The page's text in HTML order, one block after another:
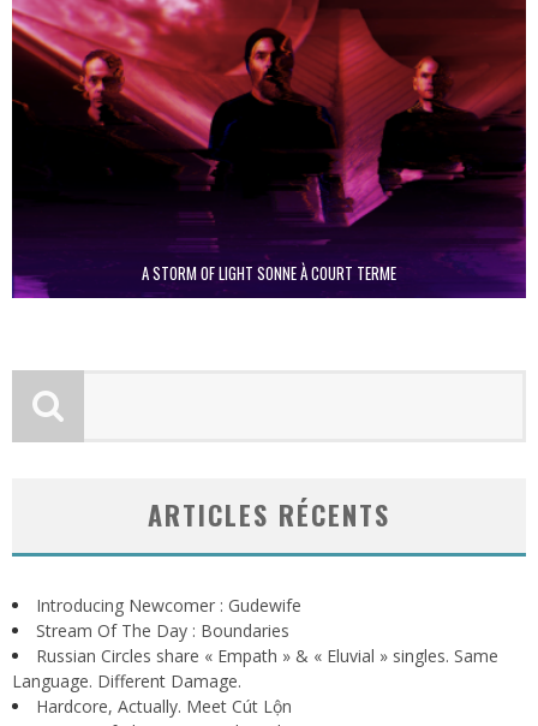
A STORM OF LIGHT SONNE À COURT TERME
ARTICLES RÉCENTS
Introducing Newcomer : Gudewife
Stream Of The Day : Boundaries
Russian Circles share « Empath » & « Eluvial » singles. Same
Language. Different Damage.
Hardcore, Actually. Meet Cút Lộn